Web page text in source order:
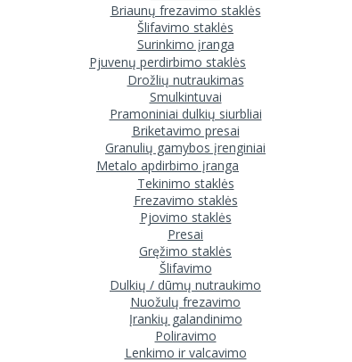
Briaunų frezavimo staklės
Šlifavimo staklės
Surinkimo įranga
Pjuvenų perdirbimo staklės
Drožlių nutraukimas
Smulkintuvai
Pramoniniai dulkių siurbliai
Briketavimo presai
Granulių gamybos įrenginiai
Metalo apdirbimo įranga
Tekinimo staklės
Frezavimo staklės
Pjovimo staklės
Presai
Gręžimo staklės
Šlifavimo
Dulkių / dūmų nutraukimo
Nuožulų frezavimo
Įrankių galandinimo
Poliravimo
Lenkimo ir valcavimo